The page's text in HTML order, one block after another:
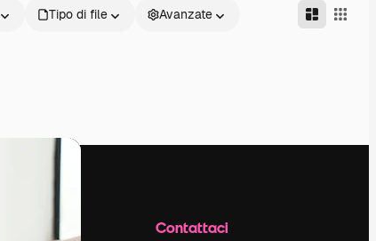
Tipo di file Avanzate
Azienda Contattaci